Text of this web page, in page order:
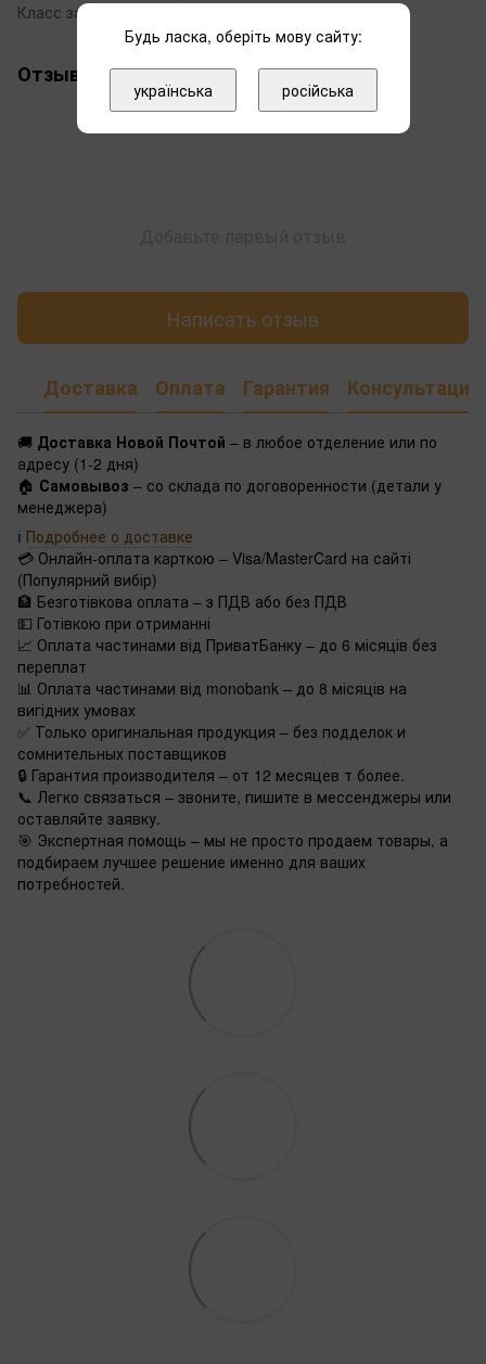
Класс защиты
Отзывы
Написать отзыв
Доставка Оплата Гарантия Консультация
🚚 Доставка Новой Почтой – в любое отделение или по
адресу (1-2 дня)
🏠 Самовывоз – со склада по договоренности (детали у
менеджера)
ℹ️ Подробнее о доставке
💳 Онлайн-оплата карткою – Visa/MasterCard на сайті
(Популярний вибір)
🏦 Безготівкова оплата – з ПДВ або без ПДВ
💵 Готівкою при отриманні
📈 Оплата частинами від ПриватБанку – до 6 місяців без
переплат
📊 Оплата частинами від monobank – до 8 місяців на
вигідних умовах
✅ Только оригинальная продукция – без подделок и
сомнительных поставщиков
🔒 Гарантия производителя – от 12 месяцев т более.
📞 Легко связаться – звоните, пишите в мессенджеры или
оставляйте заявку.
🎯 Экспертная помощь – мы не просто продаем товары, а
подбираем лучшее решение именно для ваших
потребностей.
Будь ласка, оберіть мову сайту:
українська російська